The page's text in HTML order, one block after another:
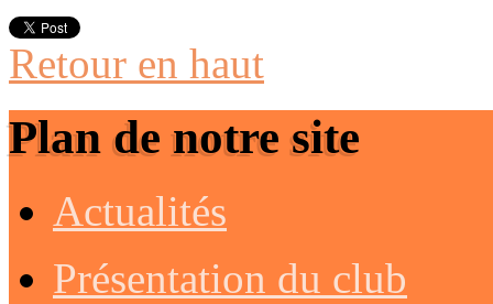
Retour en haut
Plan de notre site
Actualités
Présentation du club